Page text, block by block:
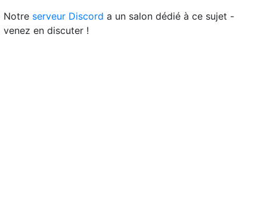
Notre serveur Discord a un salon dédié à ce sujet -
venez en discuter !